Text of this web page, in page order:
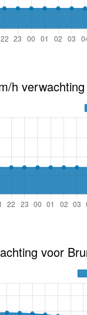
h
voor